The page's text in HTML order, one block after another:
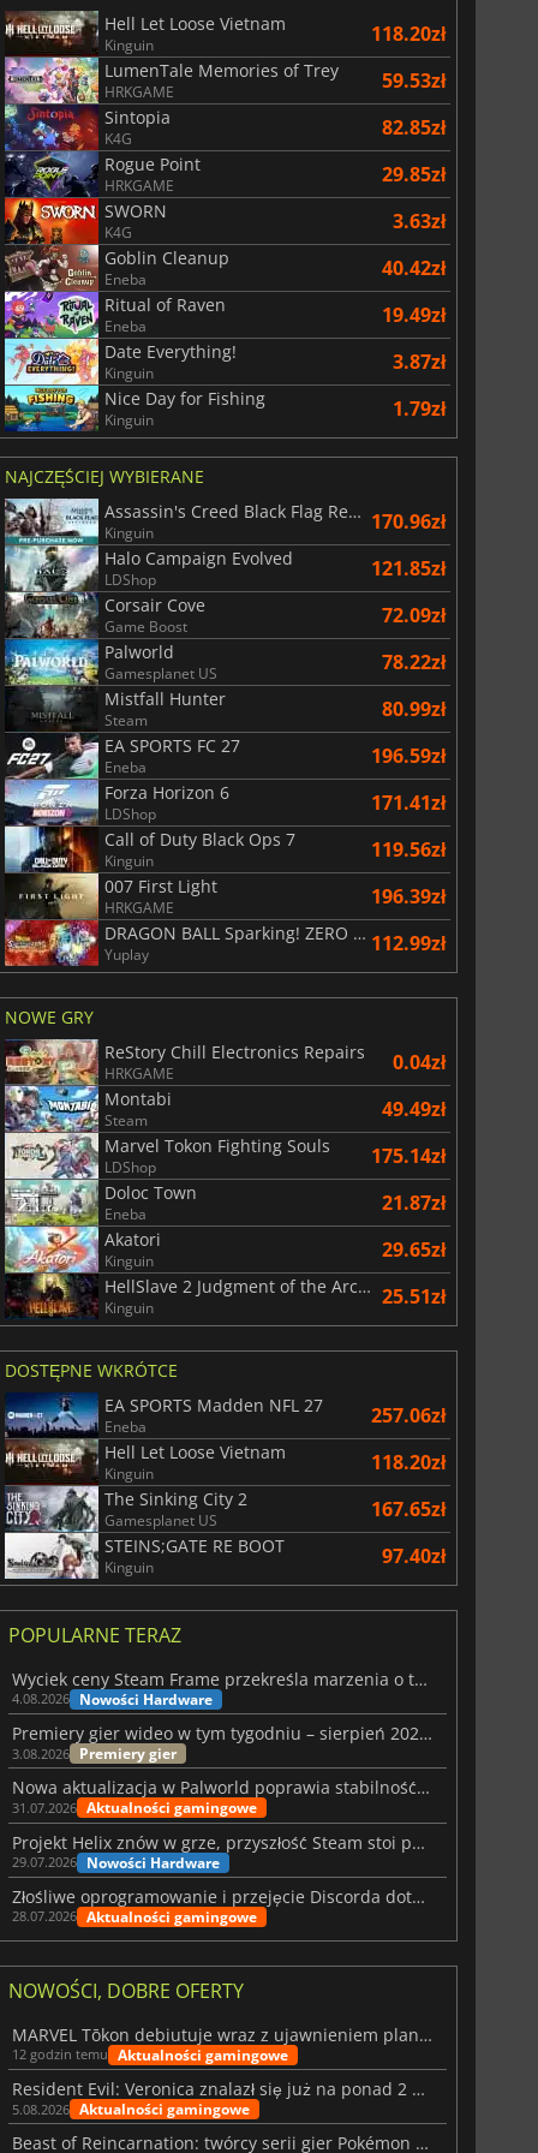
155.19zł
Gate 3
175.00
Hell Let Loose Vietnam
Kinguin 118.20zł
LumenTale Memories of Trey
HRKGAME 59.53zł
Sintopia
K4G 82.85zł
Rogue Point
HRKGAME 29.85zł
SWORN
K4G 3.63zł
Goblin Cleanup
Eneba 40.42zł
Ritual of Raven
Eneba 19.49zł
Date Everything!
Kinguin 3.87zł
Nice Day for Fishing
Kinguin 1.79zł
NAJCZĘŚCIEJ WYBIERANE
Assassin's Creed Black Flag Resynced
Kinguin 170.96zł
Halo Campaign Evolved
LDShop 121.85zł
Corsair Cove
Game Boost 72.09zł
Palworld
Gamesplanet US 78.22zł
Mistfall Hunter
Steam 80.99zł
EA SPORTS FC 27
Eneba 196.59zł
Forza Horizon 6
LDShop 171.41zł
Call of Duty Black Ops 7
Kinguin 119.56zł
007 First Light
HRKGAME 196.39zł
DRAGON BALL Sparking! ZERO Super Limit Breaking NEO
Yuplay 112.99zł
NOWE GRY
ReStory Chill Electronics Repairs
HRKGAME 0.04zł
Montabi
Steam 49.49zł
Marvel Tokon Fighting Souls
LDShop 175.14zł
Doloc Town
Eneba 21.87zł
Akatori
Kinguin 29.65zł
HellSlave 2 Judgment of the Archon
Kinguin 25.51zł
DOSTĘPNE WKRÓTCE
EA SPORTS Madden NFL 27
Eneba 257.06zł
Hell Let Loose Vietnam
Kinguin 118.20zł
The Sinking City 2
Gamesplanet US 167.65zł
STEINS;GATE RE BOOT
Kinguin 97.40zł
POPULARNE TERAZ
Wyciek ceny Steam Frame przekreśla marzenia o tanim zestawie VR
4.08.2026 Nowości Hardware
Premiery gier wideo w tym tygodniu – sierpień 2026 r. (32. tydzień)
3.08.2026 Premiery gier
Nowa aktualizacja w Palworld poprawia stabilność Sunreach i walk z bossami
31.07.2026 Aktualności gamingowe
Projekt Helix znów w grze, przyszłość Steam stoi pod znakiem zapytania
29.07.2026 Nowości Hardware
Złośliwe oprogramowanie i przejęcie Discorda dotknęły Meccha Chameleon
28.07.2026 Aktualności gamingowe
NOWOŚCI, DOBRE OFERTY
MARVEL Tōkon debiutuje wraz z ujawnieniem planu rozwoju na pierwszy rok
12 godzin temu Aktualności gamingowe
Resident Evil: Veronica znalazł się już na ponad 2 milionach list życzeń
5.08.2026 Aktualności gamingowe
Beast of Reincarnation: twórcy serii gier Pokémon wkraczają na nową ścieżkę